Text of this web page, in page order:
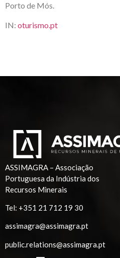
Porto de Mós.
IN: oturismo.pt
ASSIMAGRA – Associação
Portuguesa da Indústria dos
Recursos Minerais
Tel: +351 21 712 19 30
assimagra@assimagra.pt
public.relations@assimagra.pt